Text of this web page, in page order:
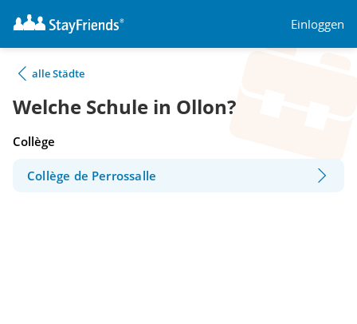
Einloggen
alle Städte
Welche Schule in Ollon?
Collège
Collège de Perrossalle